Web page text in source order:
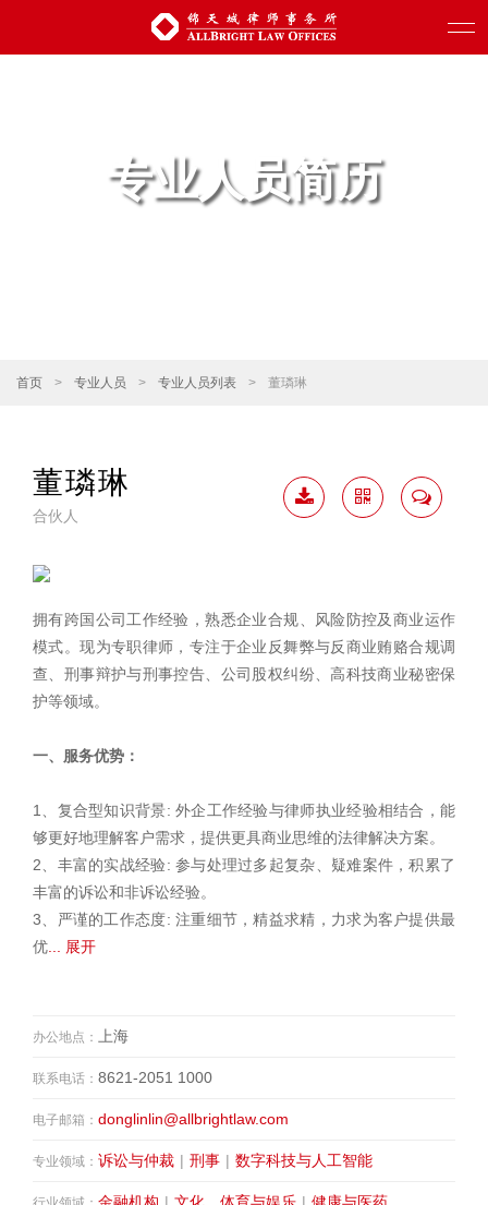
专业人员简历
首页 > 专业人员 > 专业人员列表 > 董璘琳
董璘琳
合伙人
拥有跨国公司工作经验，熟悉企业合规、风险防控及商业运作
模式。现为专职律师，专注于企业反舞弊与反商业贿赂合规调
查、刑事辩护与刑事控告、公司股权纠纷、高科技商业秘密保
护等领域。
一、服务优势：
1、复合型知识背景: 外企工作经验与律师执业经验相结合，能
够更好地理解客户需求，提供更具商业思维的法律解决方案。
2、丰富的实战经验: 参与处理过多起复杂、疑难案件，积累了
丰富的诉讼和非诉讼经验。
3、严谨的工作态度: 注重细节，精益求精，力求为客户提供最
优 ... 展开
办公地点： 上海
联系电话： 8621-2051 1000
电子邮箱： donglinlin@allbrightlaw.com
专业领域： 诉讼与仲裁 | 刑事 | 数字科技与人工智能